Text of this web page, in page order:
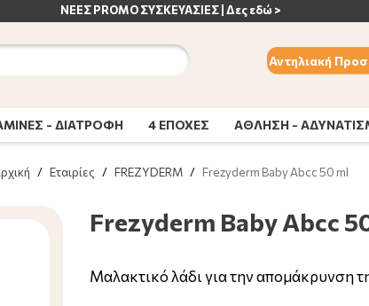
Αντηλιακή
- ΔΙΑΤΡΟΦΗ 4 ΕΠΟΧΕΣ ΑΘΛΗΣΗ -
/ Εταιρίες / FREZYDERM / Frezyderm Baby Abcc 50 ml
Frezyderm Baby Abcc
Μαλακτικό λάδι για την απομάκρυνση